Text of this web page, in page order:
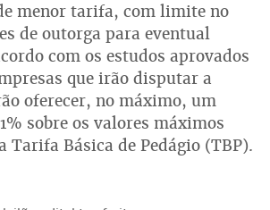
menor tarifa, com limite no
de outorga para eventual
com os estudos aprovados
que irão disputar a
oferecer, no máximo, um
sobre os valores máximos
Tarifa Básica de Pedágio (TBP).